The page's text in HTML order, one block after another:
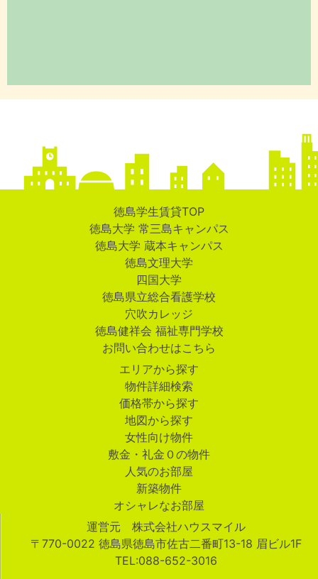
徳島学生賃貸TOP
徳島大学 常三島キャンパス
徳島大学 蔵本キャンパス
徳島文理大学
四国大学
徳島県立総合看護学校
穴吹カレッジ
徳島健祥会 福祉専門学校
お問い合わせはこちら
エリアから探す
物件詳細検索
価格帯から探す
地図から探す
女性向け物件
敷金・礼金０の物件
人気のお部屋
新築物件
オシャレなお部屋
運営元 株式会社ハウスマイル
〒770-0022 徳島県徳島市佐古二番町13-18 眉ビル1F
TEL:088-652-3016